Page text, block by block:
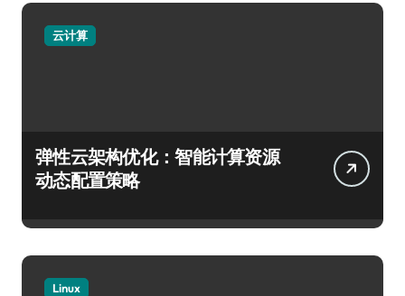
云计算
弹性云架构优化：智能计算资源
动态配置策略
Linux